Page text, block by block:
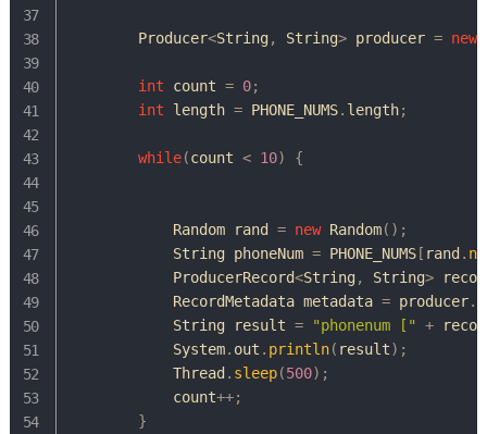
Producer<String, String> producer = new
int count = 0;
int length = PHONE_NUMS. length;
while(count < 10) {
Random rand = new Random( ) ;
String phoneNum = PHONE_NUMS[ rand .
ProducerRecord<String, String>
RecordMetadata metadata = producer.
String result = "phonenum [" +
System. out . println( result) ;
Thread . sleep(500) ;
            count
++;
}